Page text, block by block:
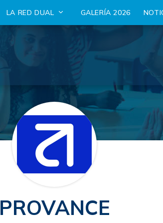
LA RED DUAL GALERÍA 2026
PROVANCE